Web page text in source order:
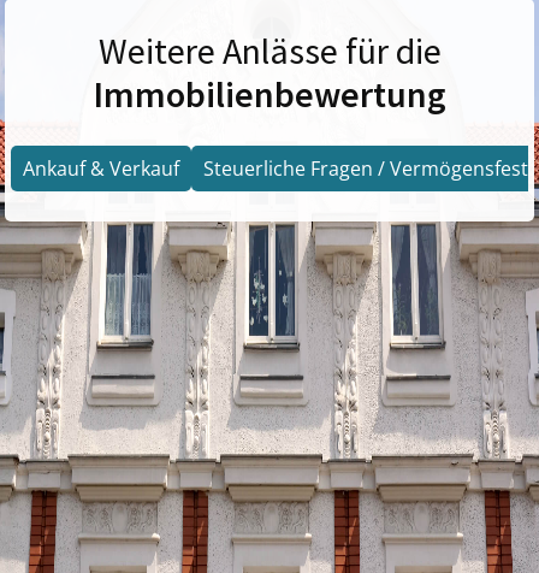
Weitere Anlässe für die
Immobilienbewertung
Ankauf & Verkauf Steuerliche Fragen /